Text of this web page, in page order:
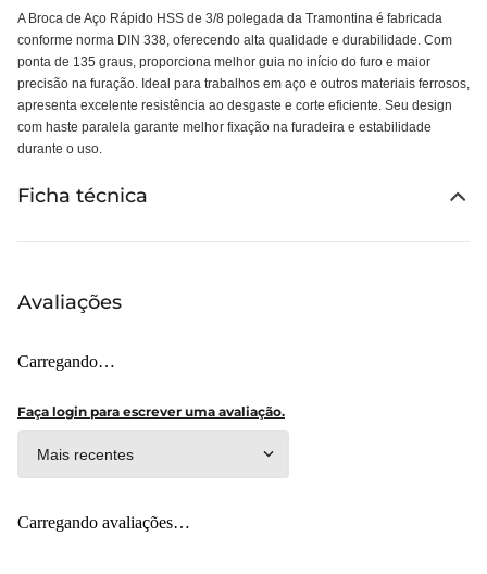
A Broca de Aço Rápido HSS de 3/8 polegada da Tramontina é fabricada
conforme norma DIN 338, oferecendo alta qualidade e durabilidade. Com
ponta de 135 graus, proporciona melhor guia no início do furo e maior
precisão na furação. Ideal para trabalhos em aço e outros materiais ferrosos,
apresenta excelente resistência ao desgaste e corte eficiente. Seu design
com haste paralela garante melhor fixação na furadeira e estabilidade
durante o uso.
Ficha técnica
Avaliações
Carregando…
Faça login para escrever uma avaliação.
Mais recentes
Carregando avaliações…